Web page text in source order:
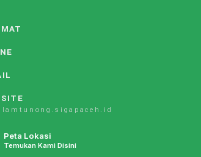
Peta Lokasi
Temukan Kami Disini